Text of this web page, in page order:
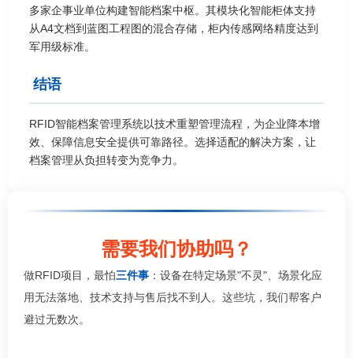
多家企事业单位构建智能档案中枢。其模块化智能柜体支持
从A4文档到蓝图工程图的混合存储，柜内传感网络精度达到
军用级标准。
结语
RFID智能档案管理系统以技术重塑管理流程，为企业降本增
效、保障信息安全提供可靠路径。选择适配的解决方案，让
档案管理从负担转变为竞争力。
需要我们协助吗？
做RFID项目，最怕三件事 ：设备在特定场景"不灵"、场景化应
用无法落地、技术支持与售后找不到人。这些坑，我们帮客户
避过无数次。